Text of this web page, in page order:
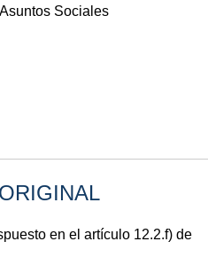
Sociales
en el artículo 12.2.f) de